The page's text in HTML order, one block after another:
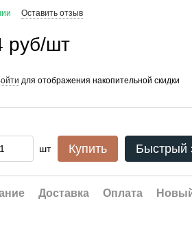
Оставить отзыв
руб/шт
для отображения накопительной скидки
шт Купить Быстрый
Доставка Оплата